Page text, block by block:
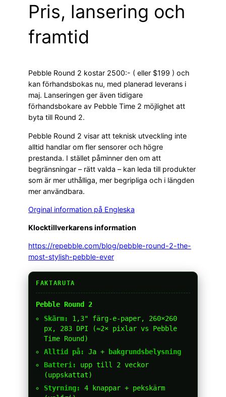
Pris, lansering och
framtid
Pebble Round 2 kostar 2500:- ( eller $199 ) och
kan förhandsbokas nu, med planerad leverans i
maj. Lanseringen ger även tidigare
förhandsbokare av Pebble Time 2 möjlighet att
byta till Round 2.
Pebble Round 2 visar att teknisk utveckling inte
alltid handlar om fler sensorer och högre
prestanda. I stället påminner den om att
begränsningar – rätt valda – kan leda till produkter
som är mer uthålliga, mer begripliga och i längden
mer användbara.
Orginal information på Engleska
Klocktillverkarens information
https://repebble.com/blog/pebble-round-2-the-
most-stylish-pebble-ever
FAKTARUTA
Pebble Round 2
Skärm:
1,3" färg-e-paper, 260×260
px, 283 DPI (≈2× pixlar vs Pebble
Time Round)
Alltid på:
Ja +
bakgrundsbelysning
Batteri:
upp till 2 veckor
(uppskattat)
Styrning:
4 knappar + pekskärm